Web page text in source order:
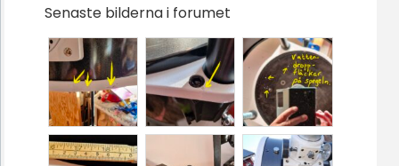
Senaste bilderna i forumet